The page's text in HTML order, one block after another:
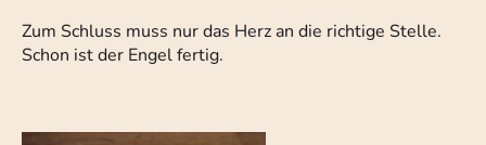
Zum Schluss muss nur das Herz an die richtige Stelle.
Schon ist der Engel fertig.